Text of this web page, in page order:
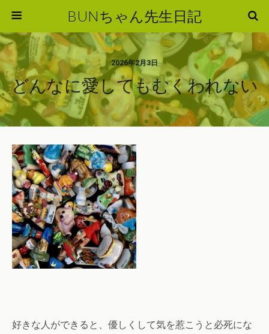
BUNちゃん先生日記
2026年2月3日
どんなに愛してもむくわれない
好きな人ができると、優しくして気を惹こうと必死にな